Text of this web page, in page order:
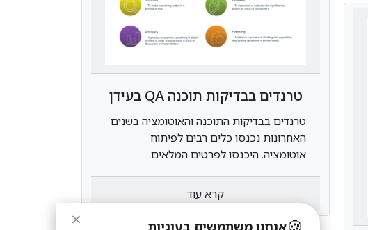
× אנחנו משתמשים בעוגיות
טרנדים בבדיקות תוכנה QA בעידן
טרנדים בבדיקות התוכנה והאוטומציה בשנים
האחרונות נכנסו כלים רבים לפיתוח
אוטומציה. היכנסו לפרטים המלאים.
קרא עוד